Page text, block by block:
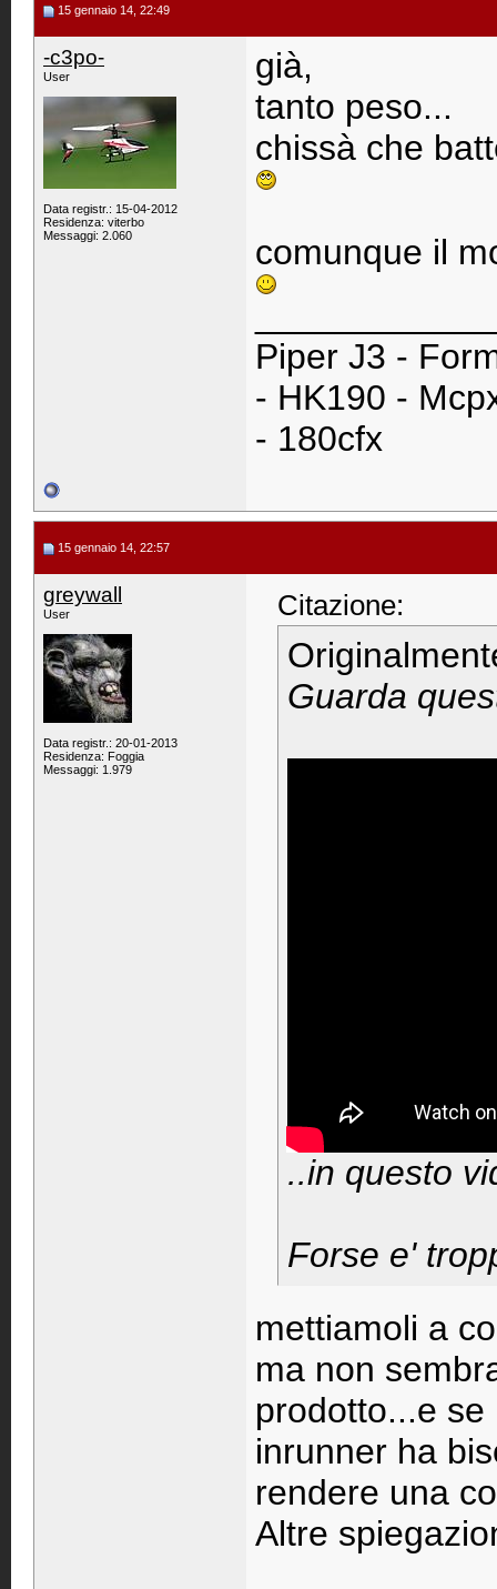
15 gennaio 14, 22:49
-c3po-
User
Data registr.: 15-04-2012
Residenza: viterbo
Messaggi: 2.060
già,
tanto peso...
chissà che
comunque il
Piper J3 -
- HK190 -
- 180cfx
15 gennaio 14, 22:57
greywall
User
Data registr.: 20-01-2013
Residenza: Foggia
Messaggi: 1.979
Citazione:
Guarda
..in questo
Forse e'
mettiamoli a
ma non
prodotto...e
inrunner ha
rendere una
Altre